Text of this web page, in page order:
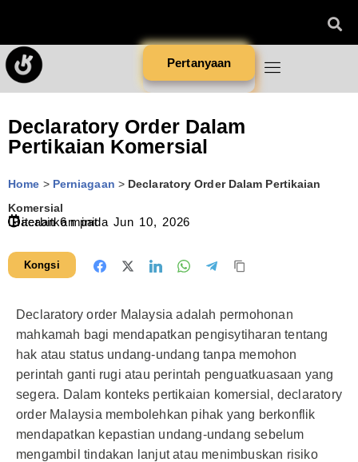
Pertanyaan
Declaratory Order Dalam
Pertikaian Komersial
Home > Perniagaan > Declaratory Order Dalam Pertikaian
Komersial
Diterbitkan pada Jun 10, 2026
Bacaan6 minit
Kongsi
Declaratory order Malaysia adalah permohonan
mahkamah bagi mendapatkan pengisytiharan tentang
hak atau status undang-undang tanpa memohon
perintah ganti rugi atau perintah penguatkuasaan yang
segera. Dalam konteks pertikaian komersial, declaratory
order Malaysia membolehkan pihak yang berkonflik
mendapatkan kepastian undang-undang sebelum
mengambil tindakan lanjut atau menimbuskan risiko